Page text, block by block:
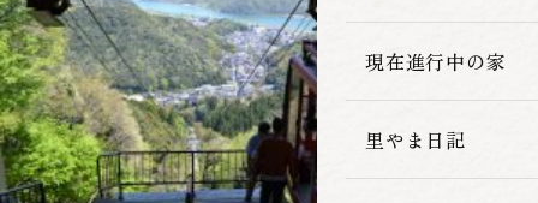
暮らしの性能
現在進行中の家
里やま日記